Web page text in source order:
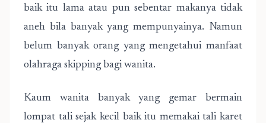
baik itu lama atau pun sebentar makanya tidak
aneh bila banyak yang mempunyainya. Namun
belum banyak orang yang mengetahui manfaat
olahraga skipping bagi wanita.
Kaum wanita banyak yang gemar bermain
lompat tali sejak kecil baik itu memakai tali karet